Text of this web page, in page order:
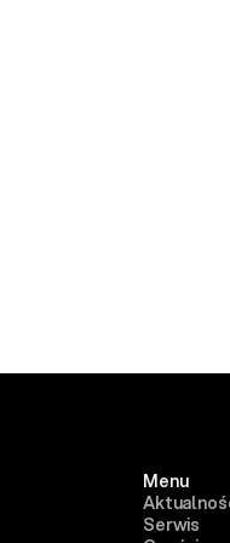
Menu
Serwis